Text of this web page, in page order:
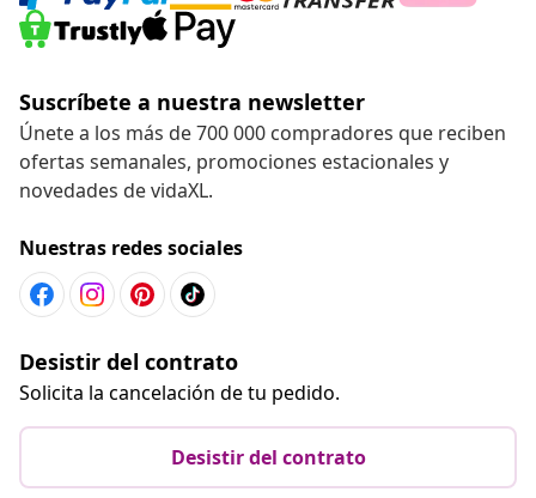
Suscríbete a nuestra newsletter
Únete a los más de 700 000 compradores que reciben
ofertas semanales, promociones estacionales y
novedades de vidaXL.
Nuestras redes sociales
Desistir del contrato
Solicita la cancelación de tu pedido.
Desistir del contrato